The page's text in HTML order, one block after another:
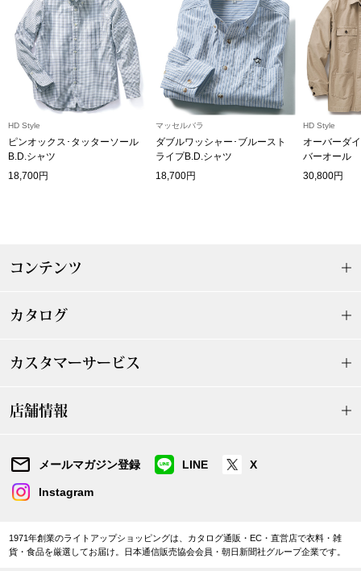
すべて見る
ス
その他
その他
おすすめブラ
【特集】
HD Style
ピンオックス･タッターソール
B.D.シャツ
18,700円
マッセルバラ
ダブルワッシャー･ブルースト
ライプB.D.シャツ
18,700円
HD Style
オーバーダ
バーオール
30,800円
コンテンツ
カタログ
カスタマーサービス
店舗情報
メールマガジン登録 LINE X
Instagram
1971年創業のライトアップショッピングは、カタログ通販・EC・直営店で衣料・雑
貨・食品を厳選してお届け。日本通信販売協会会員・朝日新聞社グループ企業です。